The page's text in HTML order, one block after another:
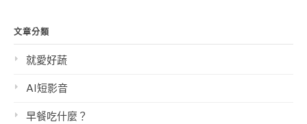
文章分類
就愛好蔬
AI短影音
早餐吃什麼？